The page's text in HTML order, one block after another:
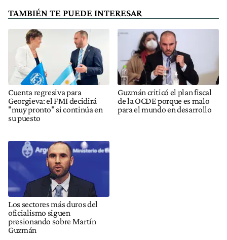
TAMBIÉN TE PUEDE INTERESAR
Cuenta regresiva para
Georgieva: el FMI decidirá
"muy pronto" si continúa en
su puesto
Guzmán criticó el plan fiscal
de la OCDE porque es malo
para el mundo en desarrollo
Los sectores más duros del
oficialismo siguen
presionando sobre Martín
Guzmán